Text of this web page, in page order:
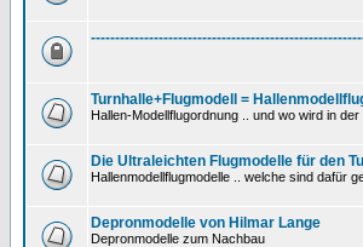
Turnhalle+Flugmodell =
Hallen-Modellflugordnung .. und wo wird in
Die Ultraleichten Flugmodelle für den
Hallenmodellflugmodelle .. welche sind dafür
Depronmodelle von Hilmar Lange
Depronmodelle zum Nachbau